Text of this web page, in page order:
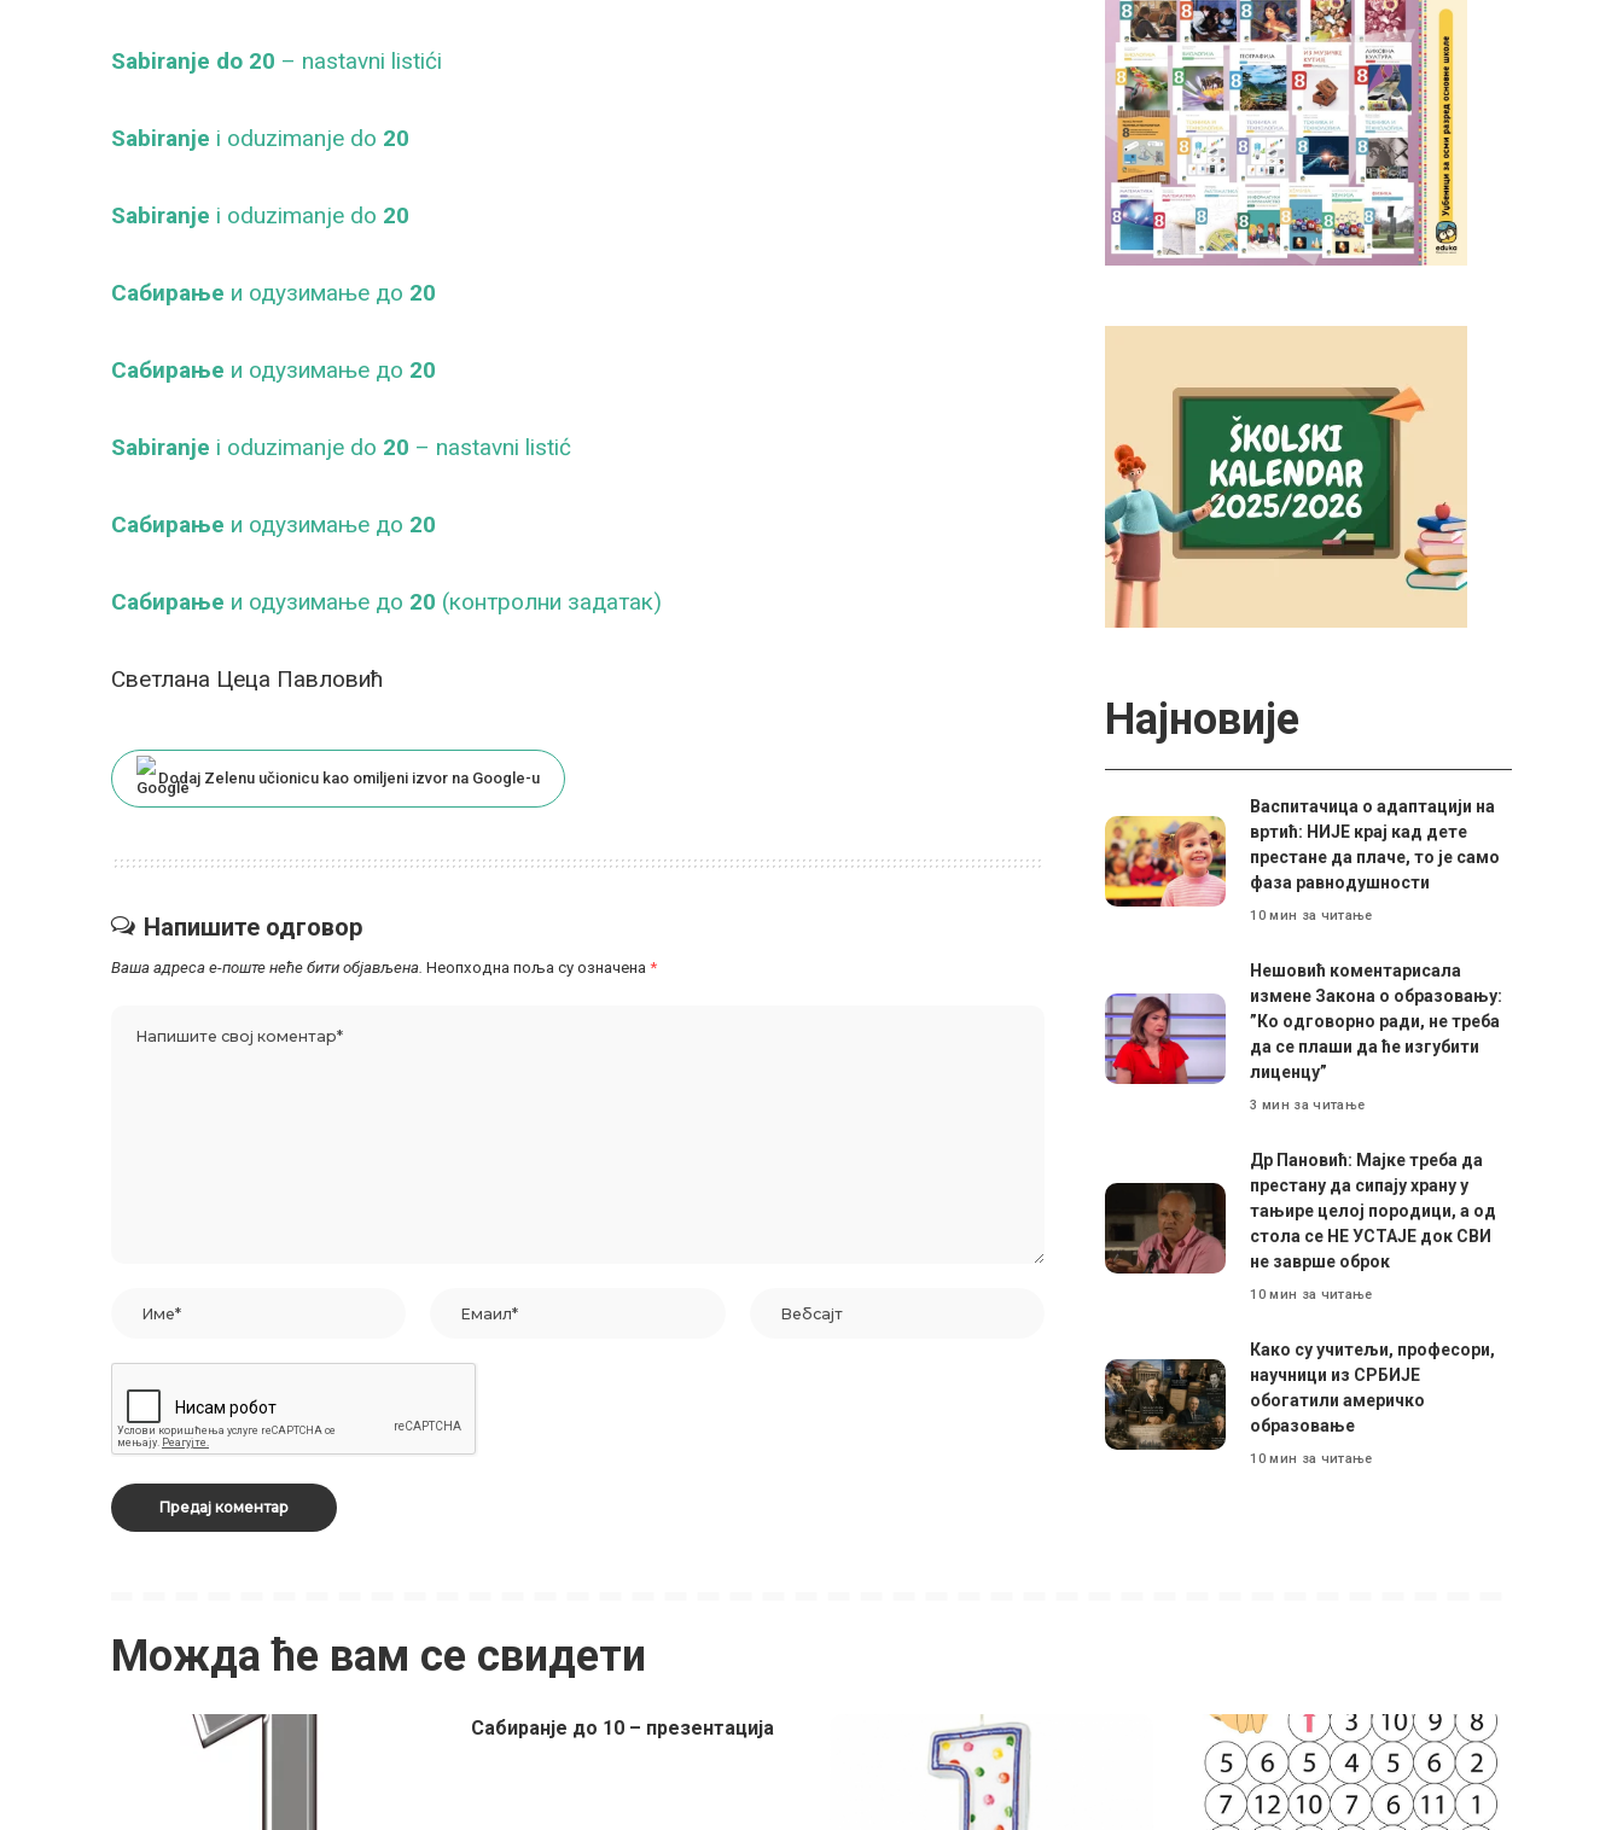
Sabiranje do 20 – nastavni listići
Sabiranje i oduzimanje do 20
Sabiranje i oduzimanje do 20
Сабирање и одузимање до 20
Сабирање и одузимање до 20
Sabiranje i oduzimanje do 20 – nastavni listić
Сабирање и одузимање до 20
Сабирање и одузимање до 20 (контролни задатак)
Светлана Цеца Павловић
Dodaj Zelenu učionicu kao omiljeni izvor na Google-u
Напишите одговор
Ваша адреса е-поште неће бити објављена. Неопходна поља су означена *
Најновије
Васпитачица о адаптацији на
вртић: НИЈЕ крај кад дете
престане да плаче, то је само
фаза равнодушности
10 мин за читање
Нешовић коментарисала
измене Закона о образовању:
”Ко одговорно ради, не треба
да се плаши да ће изгубити
лиценцу”
3 мин за читање
Др Пановић: Мајке треба да
престану да сипају храну у
тањире целој породици, а од
стола се НЕ УСТАЈЕ док СВИ
не заврше оброк
10 мин за читање
Како су учитељи, професори,
научници из СРБИЈЕ
обогатили америчко
образовање
10 мин за читање
Можда ће вам се свидети
Сабиранје до 10 – презентација